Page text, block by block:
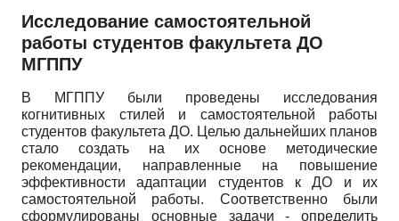
Исследование самостоятельной
работы студентов факультета ДО
МГППУ
В МГППУ были проведены исследования
когнитивных стилей и самостоятельной работы
студентов факультета ДО. Целью дальнейших планов
стало создать на их основе методические
рекомендации, направленные на повышение
эффективности адаптации студентов к ДО и их
самостоятельной работы. Соответственно были
сформулированы основные задачи - определить